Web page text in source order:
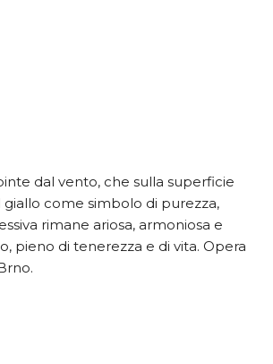
dal vento, che sulla superficie
giallo come simbolo di purezza,
rimane ariosa, armoniosa e
pieno di tenerezza e di vita. Opera